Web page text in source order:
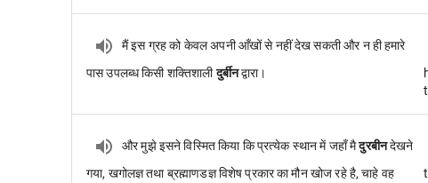
मैं इस ग्रह को केवल अपनी आँखों से नहीं देख सकती और न ही हमारे
पास उपलब्ध किसी शक्तिशालीदुर्बीनद्वारा।
और मुझे इसने विस्मित किया कि प्रत्येक स्थान में जहाँ मैदुरबीनदेखने
गया, खगोलज्ञ तथा ब्रह्माणडज्ञ विशेष प्रकार का मौन खोज रहे है, चाहे वह